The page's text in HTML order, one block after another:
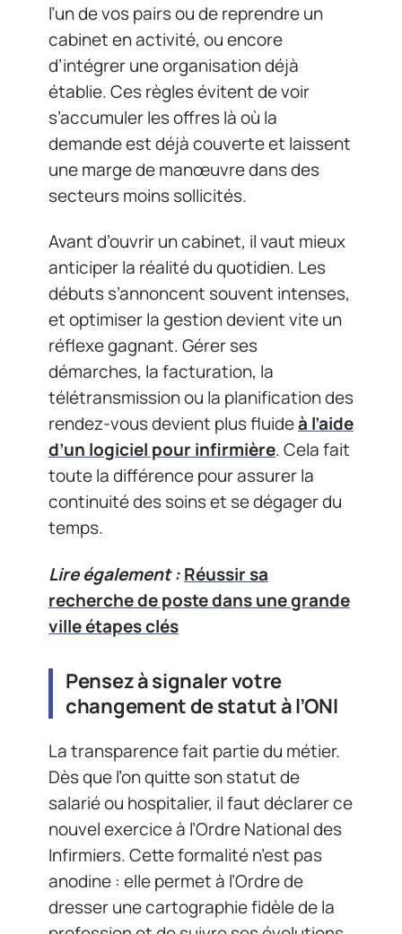
l’un de vos pairs ou de reprendre un
cabinet en activité, ou encore
d’intégrer une organisation déjà
établie. Ces règles évitent de voir
s’accumuler les offres là où la
demande est déjà couverte et laissent
une marge de manœuvre dans des
secteurs moins sollicités.
Avant d’ouvrir un cabinet, il vaut mieux
anticiper la réalité du quotidien. Les
débuts s’annoncent souvent intenses,
et optimiser la gestion devient vite un
réflexe gagnant. Gérer ses
démarches, la facturation, la
télétransmission ou la planification des
rendez-vous devient plus fluideà l’aide
d’un logiciel pour infirmière. Cela fait
toute la différence pour assurer la
continuité des soins et se dégager du
temps.
Lire également :Réussir sa
recherche de poste dans une grande
ville étapes clés
Pensez à signaler votre
changement de statut à l’ONI
La transparence fait partie du métier.
Dès que l’on quitte son statut de
salarié ou hospitalier, il faut déclarer ce
nouvel exercice à l’Ordre National des
Infirmiers. Cette formalité n’est pas
anodine : elle permet à l’Ordre de
dresser une cartographie fidèle de la